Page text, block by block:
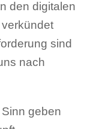
den digitalen
sind
nach
geben